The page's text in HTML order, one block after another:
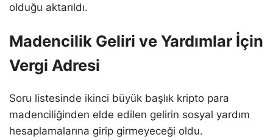
olduğu aktarıldı.
Madencilik Geliri ve Yardımlar İçin
Vergi Adresi
Soru listesinde ikinci büyük başlık kripto para
madenciliğinden elde edilen gelirin sosyal yardım
hesaplamalarına girip girmeyeceği oldu.